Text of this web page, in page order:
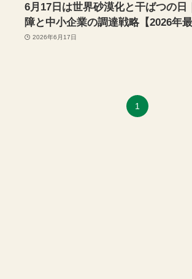
6月17日は世界砂漠化と干ばつの日
障と中小企業の調達戦略【2026年最
2026年6月17日
1